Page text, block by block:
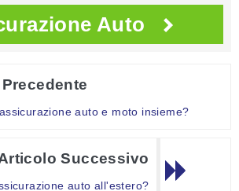
Auto
auto e moto insieme?
Successivo
auto all'estero?